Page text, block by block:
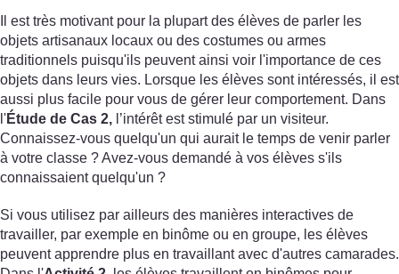
Il est très motivant pour la plupart des élèves de parler les
objets artisanaux locaux ou des costumes ou armes
traditionnels puisqu'ils peuvent ainsi voir l'importance de ces
objets dans leurs vies. Lorsque les élèves sont intéressés, il est
aussi plus facile pour vous de gérer leur comportement. Dans
l'Étude de Cas 2, l’intérêt est stimulé par un visiteur.
Connaissez-vous quelqu'un qui aurait le temps de venir parler
à votre classe ? Avez-vous demandé à vos élèves s'ils
connaissaient quelqu'un ?
Si vous utilisez par ailleurs des manières interactives de
travailler, par exemple en binôme ou en groupe, les élèves
peuvent apprendre plus en travaillant avec d'autres camarades.